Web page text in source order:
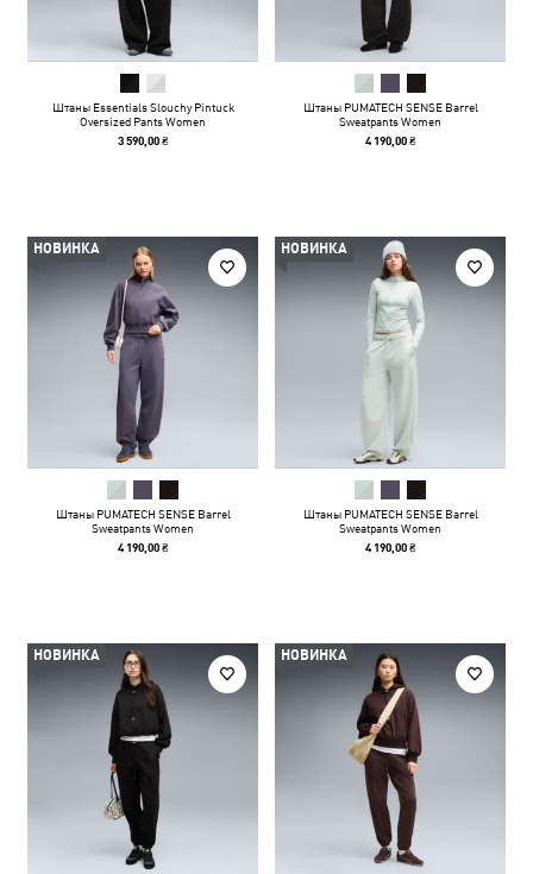
Штаны Essentials Slouchy Pintuck
Oversized Pants Women
3 590,00 ₴
Штаны PUMATECH SENSE Barrel
Sweatpants Women
4 190,00 ₴
НОВИНКА
Штаны PUMATECH SENSE Barrel
Sweatpants Women
4 190,00 ₴
НОВИНКА
Штаны PUMATECH SENSE Barrel
Sweatpants Women
4 190,00 ₴
НОВИНКА НОВИНКА